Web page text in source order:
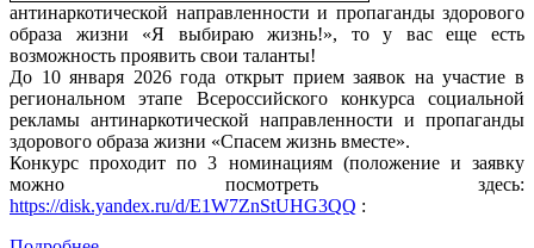
антинаркотической направленности и пропаганды здорового
образа жизни «Я выбираю жизнь!», то у вас еще есть
возможность проявить свои таланты!
До 10 января 2026 года открыт прием заявок на участие в
региональном этапе Всероссийского конкурса социальной
рекламы антинаркотической направленности и пропаганды
здорового образа жизни «Спасем жизнь вместе».
Конкурс проходит по 3 номинациям (положение и заявку
можно посмотреть здесь:
https://disk.yandex.ru/d/E1W7ZnStUHG3QQ :